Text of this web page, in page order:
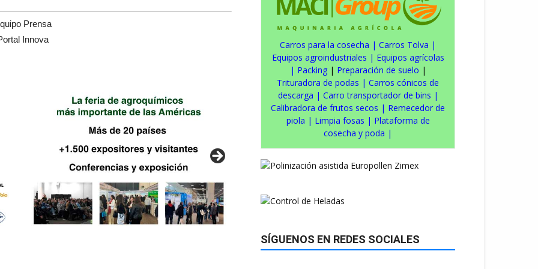
Prensa
Innova
Carros para la cosecha | Carros Tolva |
Equipos agroindustriales | Equipos agrícolas
| Packing| Preparación de suelo |
Trituradora de podas | Carros cónicos de
descarga | Carro transportador de bins |
Calibradora de frutos secos | Remecedor de
piola | Limpia fosas | Plataforma de
cosecha y poda |
SÍGUENOS EN REDES SOCIALES